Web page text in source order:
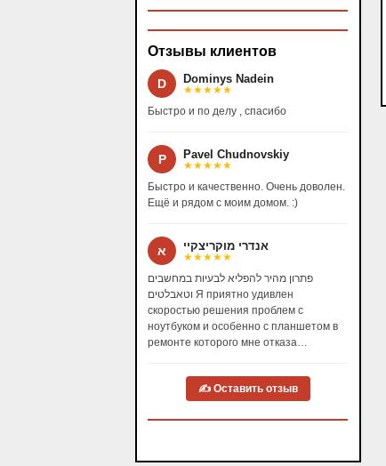
Отзывы клиентов
D Dominys Nadein
★★★★★
Быстро и по делу , спасибо
P Pavel Chudnovskiy
★★★★★
Быстро и качественно. Очень доволен.
Ещё и рядом с моим домом. :)
א אנדרי מוקריצקיי
★★★★★
פתרון מהיר להפליא לבעיות במחשבים
וטאבלטים Я приятно удивлен
скоростью решения проблем с
ноутбуком и особенно с планшетом в
ремонте которого мне отказа…
✍ Оставить отзыв